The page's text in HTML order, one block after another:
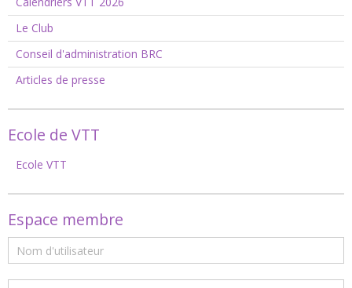
Le Club
Conseil d'administration BRC
Articles de presse
Ecole de VTT
Ecole VTT
Espace membre